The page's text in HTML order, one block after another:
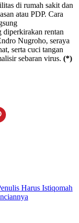
di rumah sakit dan
atau PDP. Cara
diperkirakan rentan
Nugroho, seraya
serta cuci tangan
sebaran virus. (*)
Harus Istiqomah